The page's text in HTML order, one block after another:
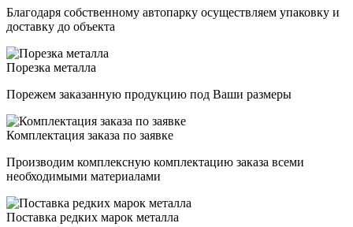
Благодаря собственному автопарку осуществляем упаковку и
доставку до объекта
Порезка металла
Порежем заказанную продукцию под Ваши размеры
Комплектация заказа по заявке
Производим комплексную комплектацию заказа всеми
необходимыми материалами
Поставка редких марок металла